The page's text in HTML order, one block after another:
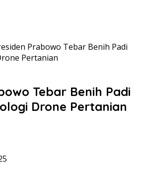
Prabowo Tebar Benih Padi
Pertanian
Tebar Benih Padi
Drone Pertanian